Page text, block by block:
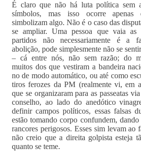
É claro que não há luta política sem
símbolos, mas isso ocorre apenas
simbolizam algo. Não é o caso das
se ampliar. Uma pessoa que vaia as
partidos não necessariamente é a
abolição, pode simplesmente não se
– cá entre nós, não sem razão; do
muitos dos que vestiram a bandeira
no de modo automático, ou até como
tiros ferozes da PM (realmente vi, em
que se organizaram para as passeatas
conselho, ao lado do anedótico
definir campos políticos, essas falsas
estão tomando corpo confundem, dando
rancores perigosos. Esses sim levam ao
não creio que a direita golpista esteja
quanto se teme.